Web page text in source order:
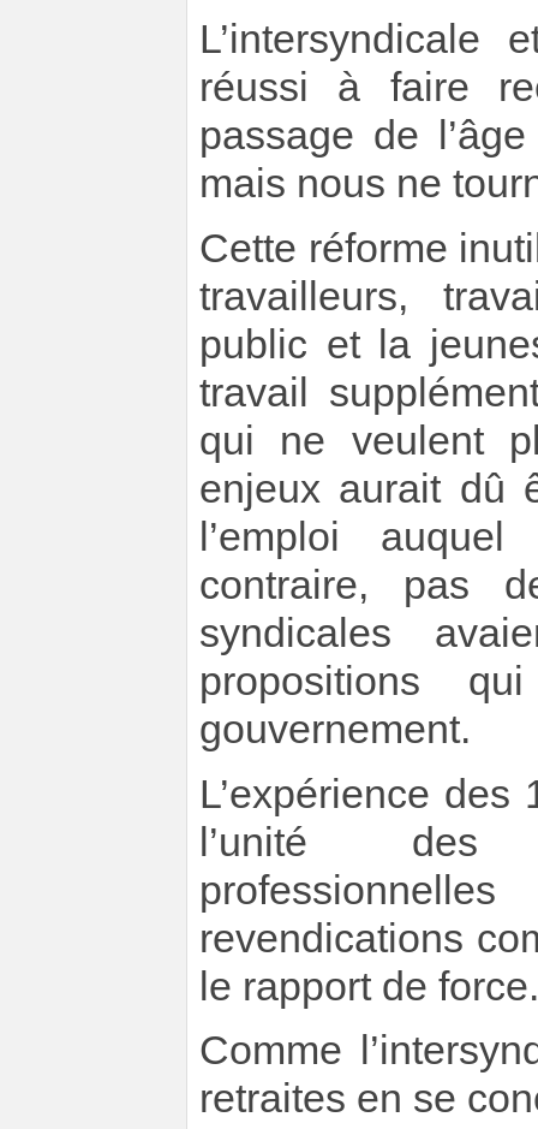
L’intersyndicale
réussi à faire
passage de
mais nous ne
Cette réforme
travailleurs,
public et la
travail
qui ne veulent
enjeux aurait dû
l’emploi
contraire, pas
syndicales
propositions
gouvernement.
L’expérience
l’unité des
revendications
le rapport de force.
Comme
retraites en se